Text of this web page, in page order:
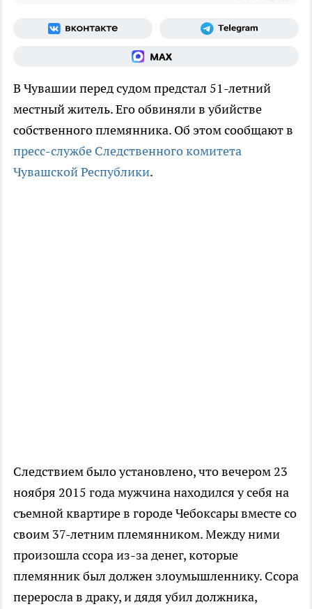
В Чувашии перед судом предстал 51-летний
местный житель. Его обвиняли в убийстве
собственного племянника. Об этом сообщают в
пресс-службе Следственного комитета
Чувашской Республики.
Следствием было установлено, что вечером 23
ноября 2015 года мужчина находился у себя на
съемной квартире в городе Чебоксары вместе со
своим 37-летним племянником. Между ними
произошла ссора из-за денег, которые
племянник был должен злоумышленнику. Ссора
переросла в драку, и дядя убил должника,